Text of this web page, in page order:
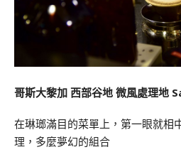
哥斯大黎加 西部谷地 微風處理地
在琳瑯滿目的菜單上，第一眼就相
理，多麼夢幻的組合